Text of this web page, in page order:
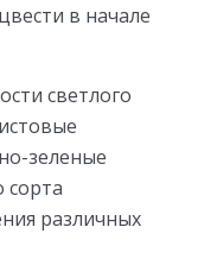
в начале
светлого
зеленые
сорта
различных